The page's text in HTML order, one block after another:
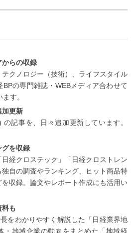
からの収録
テクノロジー（技術）、ライフスタイル
BPの専門雑誌・WEBメディア合わせて
す。
加更新
記事を、日々追加更新しています。
グを収録
日経クロステック」「日経クロストレン
独自の調査やランキング、ヒット商品特
収録。論文やレポート作成にも活用い
料も
をわかりやすく解説した「日経業界地
・地域企業の動向をまとめた「地域経